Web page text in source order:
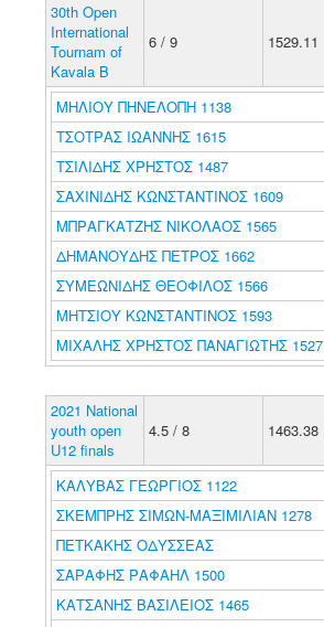
30th Open
International
Tournam of
Kavala B
6 / 9 1529.11
ΜΗΛΙΟΥ ΠΗΝΕΛΟΠΗ 1138
ΤΣΟΤΡΑΣ ΙΩΑΝΝΗΣ 1615
ΤΣΙΛΙΔΗΣ ΧΡΗΣΤΟΣ 1487
ΣΑΧΙΝΙΔΗΣ ΚΩΝΣΤΑΝΤΙΝΟΣ 1609
ΜΠΡΑΓΚΑΤΖΗΣ ΝΙΚΟΛΑΟΣ 1565
ΔΗΜΑΝΟΥΔΗΣ ΠΕΤΡΟΣ 1662
ΣΥΜΕΩΝΙΔΗΣ ΘΕΟΦΙΛΟΣ 1566
ΜΗΤΣΙΟΥ ΚΩΝΣΤΑΝΤΙΝΟΣ 1593
ΜΙΧΑΛΗΣ ΧΡΗΣΤΟΣ ΠΑΝΑΓΙΩΤΗΣ 1527
2021 National
youth open
U12 finals
4.5 / 8 1463.38
ΚΑΛΥΒΑΣ ΓΕΩΡΓΙΟΣ 1122
ΣΚΕΜΠΡΗΣ ΣΙΜΩΝ-ΜΑΞΙΜΙΛΙΑΝ 1278
ΠΕΤΚΑΚΗΣ ΟΔΥΣΣΕΑΣ
ΣΑΡΑΦΗΣ ΡΑΦΑΗΛ 1500
ΚΑΤΣΑΝΗΣ ΒΑΣΙΛΕΙΟΣ 1465